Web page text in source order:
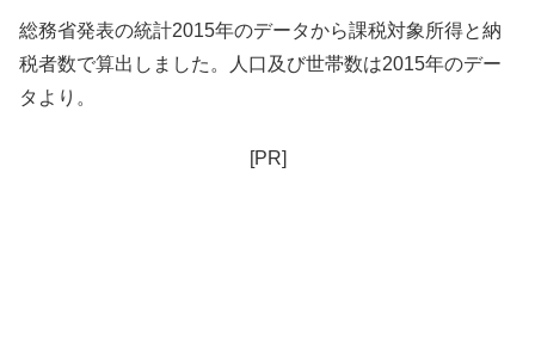
総務省発表の統計2015年のデータから課税対象所得と納
税者数で算出しました。人口及び世帯数は2015年のデー
タより。
[PR]